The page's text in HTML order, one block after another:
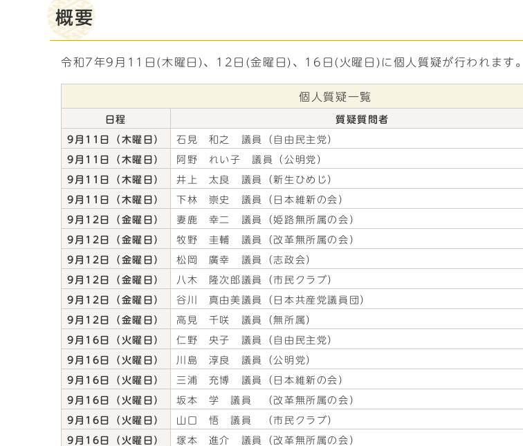
概要
令和7年9月11日(木曜日)、12日(金曜日)、16日(火曜日)に個人質疑が行われます。
個人質疑一覧
日程 質疑質問者
9月11日（木曜日） 石見 和之 議員（自由民主党）
9月11日（木曜日） 阿野 れい子 議員（公明党）
9月11日（木曜日） 井上 太良 議員（新生ひめじ）
9月11日（木曜日） 下林 崇史 議員（日本維新の会）
9月12日（金曜日） 妻鹿 幸二 議員（姫路無所属の会）
9月12日（金曜日） 牧野 圭輔 議員（改革無所属の会）
9月12日（金曜日） 松岡 廣幸 議員（志政会）
9月12日（金曜日） 八木 隆次郎議員（市民クラブ）
9月12日（金曜日） 谷川 真由美議員（日本共産党議員団）
9月12日（金曜日） 高見 千咲 議員（無所属）
9月16日（火曜日） 仁野 央子 議員（自由民主党）
9月16日（火曜日） 川島 淳良 議員（公明党）
9月16日（火曜日） 三浦 充博 議員（日本維新の会）
9月16日（火曜日） 坂本 学 議員 （改革無所属の会）
9月16日（火曜日） 山口 悟 議員 （市民クラブ）
9月16日（火曜日） 塚本 進介 議員（改革無所属の会）